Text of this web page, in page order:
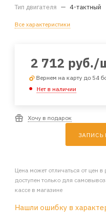
Тип двигателя — 4-тактный
Все характеристики
2 712 руб./
Вернем на карту до 54
Нет в наличии
Хочу в подарок
ЗАПИСЬ
Цена может отличаться от цен
доступен только для
кассе в магазине
Нашли ошибку в